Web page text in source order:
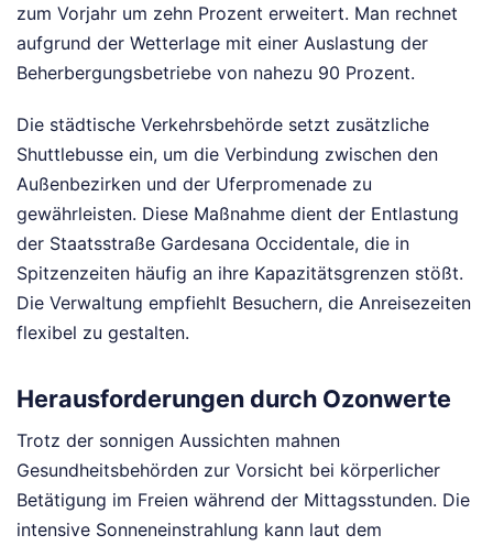
zum Vorjahr um zehn Prozent erweitert. Man rechnet
aufgrund der Wetterlage mit einer Auslastung der
Beherbergungsbetriebe von nahezu 90 Prozent.
Die städtische Verkehrsbehörde setzt zusätzliche
Shuttlebusse ein, um die Verbindung zwischen den
Außenbezirken und der Uferpromenade zu
gewährleisten. Diese Maßnahme dient der Entlastung
der Staatsstraße Gardesana Occidentale, die in
Spitzenzeiten häufig an ihre Kapazitätsgrenzen stößt.
Die Verwaltung empfiehlt Besuchern, die Anreisezeiten
flexibel zu gestalten.
Herausforderungen durch Ozonwerte
Trotz der sonnigen Aussichten mahnen
Gesundheitsbehörden zur Vorsicht bei körperlicher
Betätigung im Freien während der Mittagsstunden. Die
intensive Sonneneinstrahlung kann laut dem